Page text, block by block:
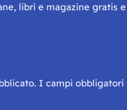
libri e magazine gratis
I campi obbligatori